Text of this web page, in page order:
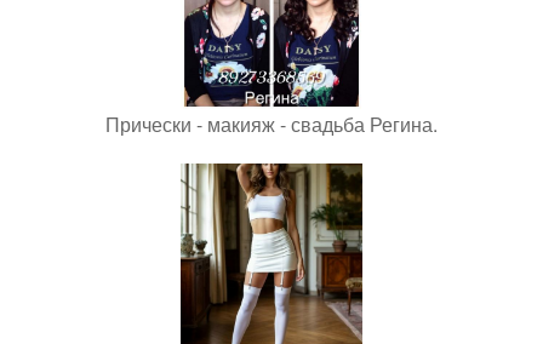
Прически - макияж - свадьба Регина.